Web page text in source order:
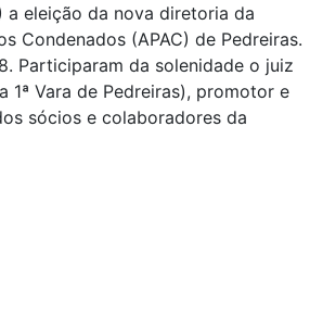
eleição da nova diretoria da
Condenados (APAC) de Pedreiras.
Participaram da solenidade o juiz
1ª Vara de Pedreiras), promotor e
sócios e colaboradores da